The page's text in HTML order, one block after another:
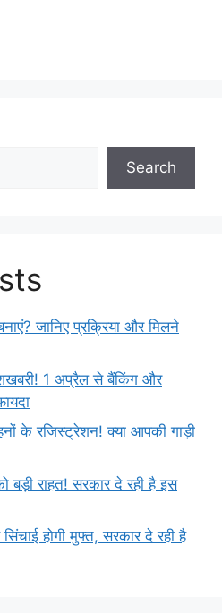
Search
जानिए प्रक्रिया और मिलने
1 अप्रैल से बैंकिंग और
के रजिस्ट्रेशन! क्या आपकी गाड़ी
बड़ी राहत! सरकार दे रही है इस
होगी मुफ्त, सरकार दे रही है